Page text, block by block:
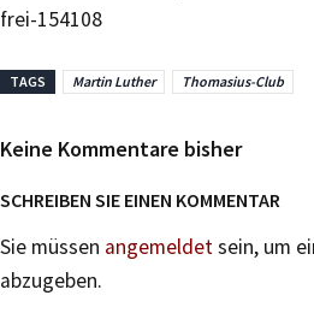
frei-154108
TAGS Martin Luther Thomasius-Club
Keine Kommentare bisher
SCHREIBEN SIE EINEN KOMMENTAR
Sie müssen angemeldetsein, um
abzugeben.